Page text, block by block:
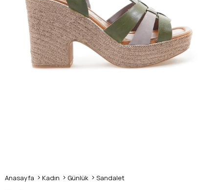
Anasayfa Kadın Günlük Sandalet